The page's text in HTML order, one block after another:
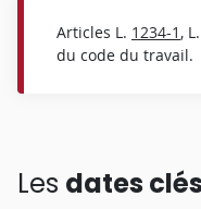
Articles L. 1234-1 , L.
du code du travail.
Les dates clés